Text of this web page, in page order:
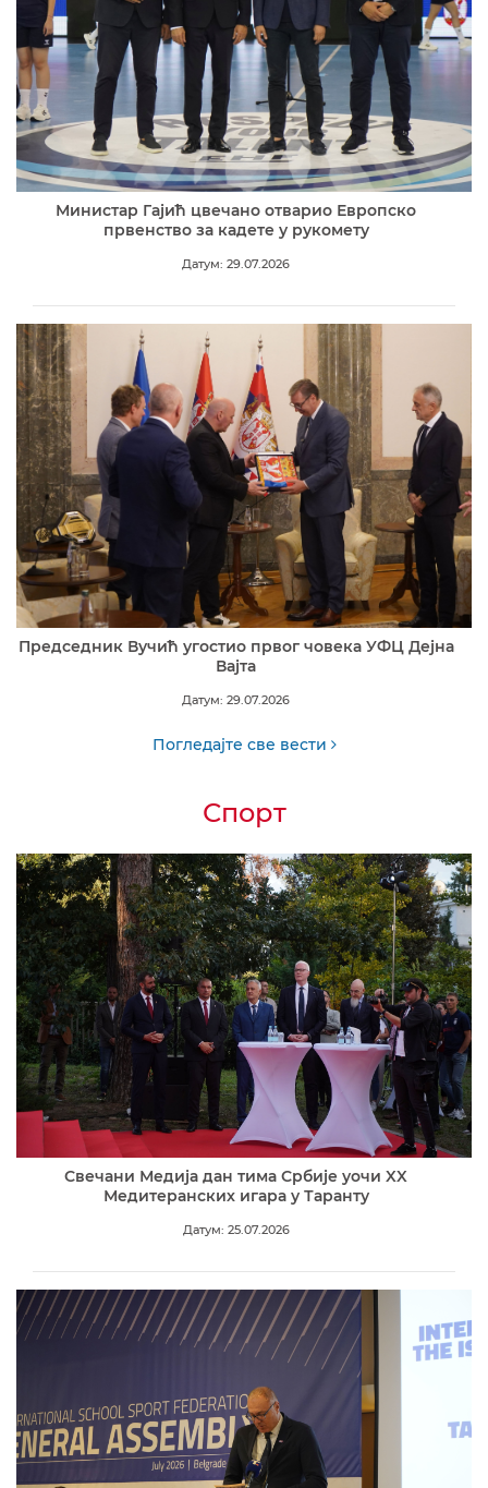
Министар Гајић цвечано отварио Европско
првенство за кадете у рукомету
Датум: 29.07.2026
Председник Вучић угостио првог човека УФЦ Дејна
Вајта
Датум: 29.07.2026
Погледајте све вести
Спорт
Свечани Медија дан тима Србије уочи XX
Медитеранских игара у Таранту
Датум: 25.07.2026